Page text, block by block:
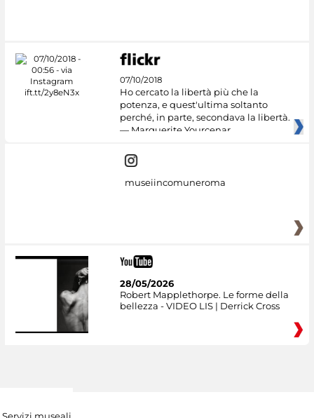
07/10/2018
Ho cercato la libertà più che la
potenza, e quest'ultima soltanto
perché, in parte, secondava la libertà.
— Marguerite Yourcenar
museiincomuneroma
28/05/2026
Robert Mapplethorpe. Le forme della
bellezza - VIDEO LIS | Derrick Cross